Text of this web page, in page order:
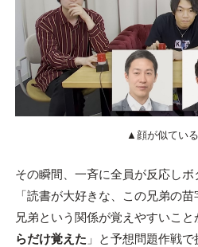
▲顔が似てい
その瞬間、一斉に全員が反応し
「読書が大好きな、この兄弟の
兄弟という関係が覚えやすいこと
らだけ覚えた 」と予想問題作戦